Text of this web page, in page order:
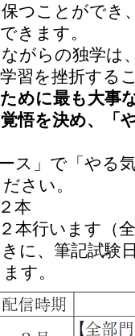
つことができ
きます。
がらの独学は
習を挫折する
めに最も大事
悟を決め、「
ス」で「やる
さい。
本
本行います（
に、筆記試験
す。